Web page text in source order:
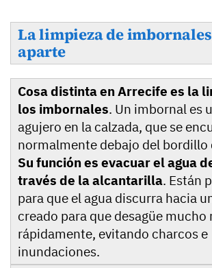
La limpieza de
aparte
Cosa distinta en Arrecife es la
los imbornales. Un imbornal es
agujero en la calzada, que se
normalmente debajo del bordillo
Su función es evacuar el agua
través de la alcantarilla. Están
para que el agua discurra hacia
creado para que desagüe mucho
rápidamente, evitando charcos e
inundaciones.